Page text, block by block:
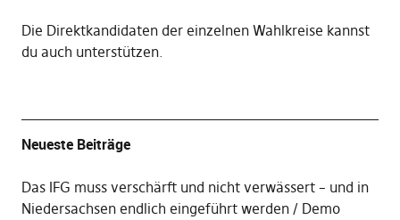
Die Direktkandidaten der einzelnen Wahlkreise kannst
du auch unterstützen.
Neueste Beiträge
Das IFG muss verschärft und nicht verwässert – und in
Niedersachsen endlich eingeführt werden
Demo